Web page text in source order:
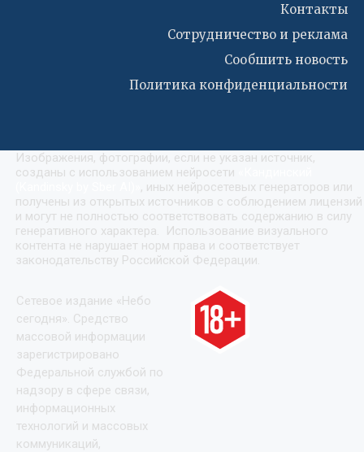
Контакты
Сотрудничество и реклама
Сообшить новость
Политика конфиденциальности
Изображения, фотографии, если не указан источник,
созданы с использованием нейросети
, иных нейросетевых генераторов или
получены из открытых источников с соблюдением лицензий
и могут не полностью соответствовать содержанию в силу
генеративного характера. Использование визуального
контента не нарушает норм права и соответствует
законодательству Российской Федерации.
Сетевое издание «Небо
сегодня». Средство
массовой информации
зарегистрировано
Федеральной службой по
надзору в сфере связи,
информационных
технологий и массовых
коммуникаций,